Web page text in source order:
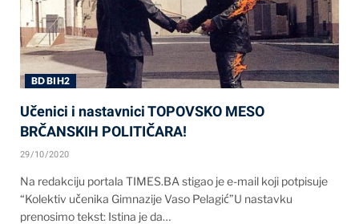
BD BIH2
Učenici i nastavnici TOPOVSKO MESO
BRČANSKIH POLITIČARA!
29/10/2020
Na redakciju portala TIMES.BA stigao je e-mail koji potpisuje
“Kolektiv učenika Gimnazije Vaso Pelagić”U nastavku
prenosimo tekst: Istina je da…